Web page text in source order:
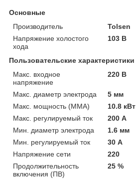
Основные
Производитель
Tolsen
Напряжение холостого
хода
103 В
Пользовательские характеристики
Макс. входное
напряжение
220 В
Макс. диаметр электрода
5 мм
Макс. мощность (MMA)
10.8 кВт
Макс. регулируемый ток
200 А
Мин. диаметр электрода
1.6 мм
Мин. регулируемый ток
30 А
Напряжение сети
220
Продолжительность
включения (ПВ)
25 %